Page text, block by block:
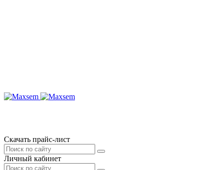
Скачать прайс-лист
Личный кабинет